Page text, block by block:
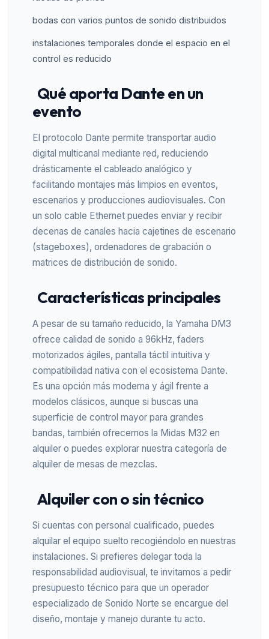
bodas con varios puntos de sonido distribuidos
instalaciones temporales donde el espacio en el
control es reducido
Qué aporta Dante en un
evento
El protocolo Dante permite transportar audio
digital multicanal mediante red, reduciendo
drásticamente el cableado analógico y
facilitando montajes más limpios en eventos,
escenarios y producciones audiovisuales. Con
un solo cable Ethernet puedes enviar y recibir
decenas de canales hacia cajetines de escenario
(stageboxes), ordenadores de grabación o
matrices de distribución de sonido.
Características principales
A pesar de su tamaño reducido, la Yamaha DM3
ofrece calidad de sonido a 96kHz, faders
motorizados ágiles, pantalla táctil intuitiva y
compatibilidad nativa con el ecosistema Dante.
Es una opción más moderna y ágil frente a
modelos clásicos, aunque si buscas una
superficie de control mayor para grandes
bandas, también ofrecemos la Midas M32 en
alquilero puedes explorar nuestra categoría de
alquiler de mesas de mezclas.
Alquiler con o sin técnico
Si cuentas con personal cualificado, puedes
alquilar el equipo suelto recogiéndolo en nuestras
instalaciones. Si prefieres delegar toda la
responsabilidad audiovisual, te invitamos a pedir
presupuesto técnico para que un operador
especializado de Sonido Norte se encargue del
diseño, montaje y manejo durante tu acto.